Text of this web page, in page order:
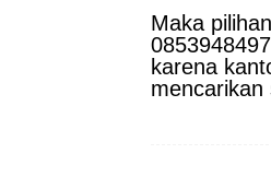
Maka
karena
mencarikan